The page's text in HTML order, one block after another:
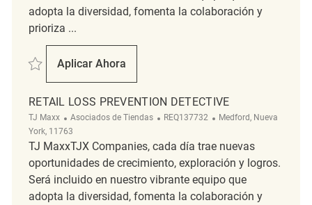
adopta la diversidad, fomenta la colaboración y
prioriza ...
Salvar Retail Loss Prevention Detective REQ137736
Aplicar Ahora
Retail Loss Prevention Detective
RETAIL LOSS PREVENTION DETECTIVE
TJ Maxx Categoría
Asociados de Tiendas ReqId
REQ137732 Ubicación
Medford, Nueva
York, 11763
TJ MaxxTJX Companies, cada día trae nuevas
oportunidades de crecimiento, exploración y logros.
Será incluido en nuestro vibrante equipo que
adopta la diversidad, fomenta la colaboración y